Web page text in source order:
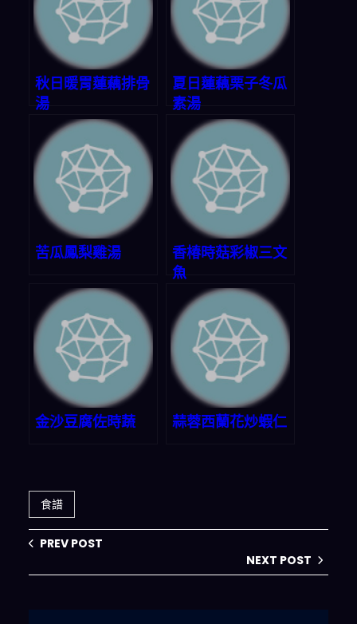
秋日暖胃蓮藕排骨
湯
夏日蓮藕栗子冬瓜
素湯
苦瓜鳳梨雞湯
香椿時菇彩椒三文
魚
金沙豆腐佐時蔬 蒜蓉西蘭花炒蝦仁
食譜
PREV POST
NEXT POST